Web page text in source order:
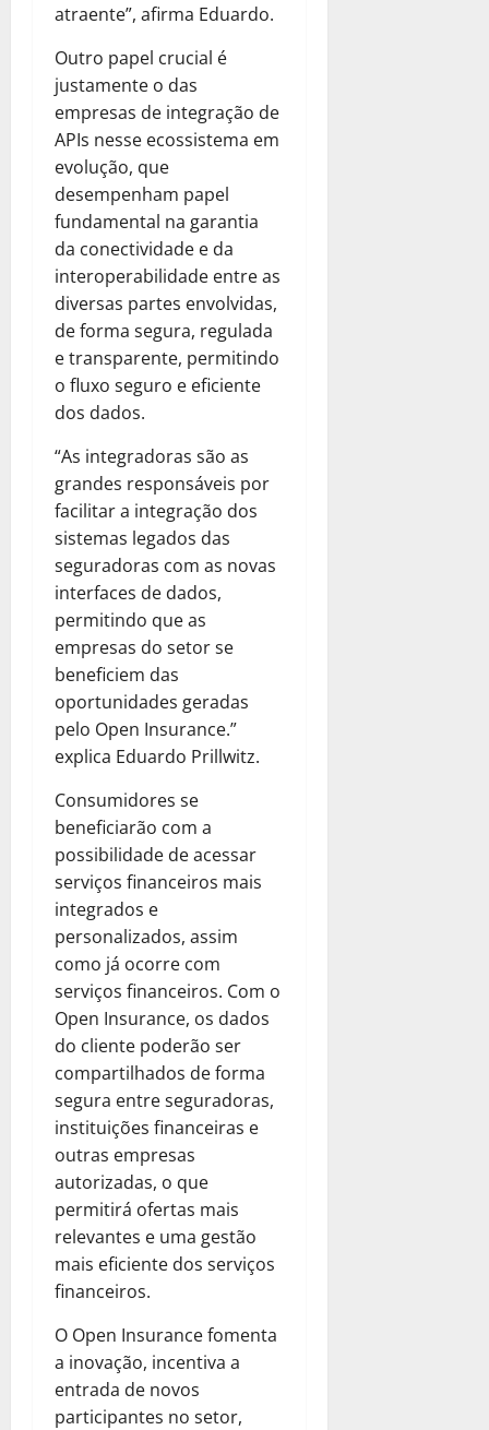
atraente”, afirma Eduardo.
Outro papel crucial é
justamente o das
empresas de integração de
APIs nesse ecossistema em
evolução, que
desempenham papel
fundamental na garantia
da conectividade e da
interoperabilidade entre as
diversas partes envolvidas,
de forma segura, regulada
e transparente, permitindo
o fluxo seguro e eficiente
dos dados.
“As integradoras são as
grandes responsáveis por
facilitar a integração dos
sistemas legados das
seguradoras com as novas
interfaces de dados,
permitindo que as
empresas do setor se
beneficiem das
oportunidades geradas
pelo Open Insurance.”
explica Eduardo Prillwitz.
Consumidores se
beneficiarão com a
possibilidade de acessar
serviços financeiros mais
integrados e
personalizados, assim
como já ocorre com
serviços financeiros. Com o
Open Insurance, os dados
do cliente poderão ser
compartilhados de forma
segura entre seguradoras,
instituições financeiras e
outras empresas
autorizadas, o que
permitirá ofertas mais
relevantes e uma gestão
mais eficiente dos serviços
financeiros.
O Open Insurance fomenta
a inovação, incentiva a
entrada de novos
participantes no setor,